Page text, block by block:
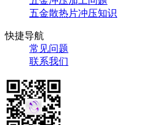
五金散热片冲压知识
快捷导航
常见问题
联系我们